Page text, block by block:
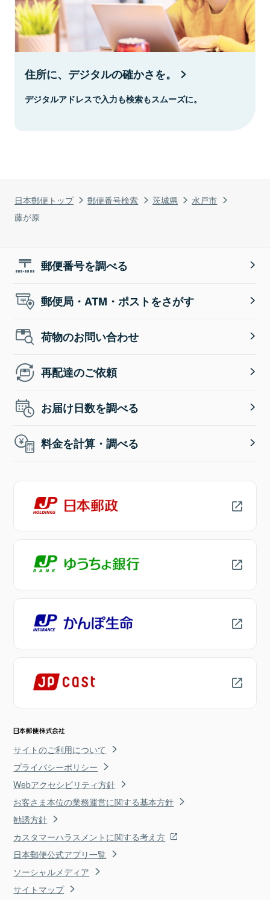
日本郵便トップ 郵便番号検索 茨城県
水戸市
藤が原
住所に、デジタルの確かさを。
デジタルアドレスで入力も検索もスムーズに。
郵便番号を調べる
郵便局・ATM・ポストをさがす
荷物のお問い合わせ
再配達のご依頼
お届け日数を調べる
料金を計算・調べる
サイトのご利用について
プライバシーポリシー
Webアクセシビリティ方針
お客さま本位の業務運営に関する基本方針
勧誘方針
カスタマーハラスメントに関する考え方
日本郵便公式アプリ一覧
ソーシャルメディア
サイトマップ